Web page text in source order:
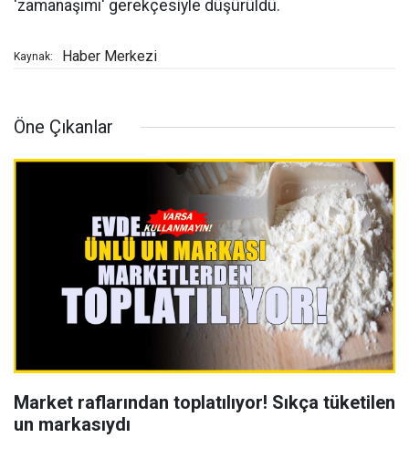
'zamanaşımı' gerekçesiyle düşürüldü.
Kaynak: Haber Merkezi
Öne Çıkanlar
Market raflarından toplatılıyor! Sıkça tüketilen
un markasıydı